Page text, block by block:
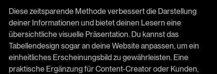
Diese zeitsparende Methode verbessert die Darstellung
deiner Informationen und bietet deinen Lesern eine
übersichtliche visuelle Präsentation. Du kannst das
Tabellendesign sogar an deine Website anpassen, um ein
einheitliches Erscheinungsbild zu gewährleisten. Eine
praktische Ergänzung für Content-Creator oder Kunden,